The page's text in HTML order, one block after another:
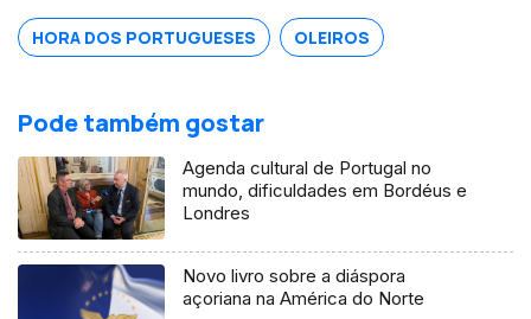
HORA DOS PORTUGUESES OLEIROS
Pode também gostar
Agenda cultural de Portugal no
mundo, dificuldades em Bordéus e
Londres
Novo livro sobre a diáspora
açoriana na América do Norte